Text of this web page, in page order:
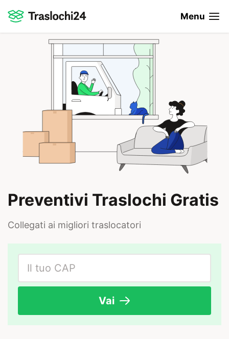
Menu
Preventivi Traslochi Gratis
Collegati ai migliori traslocatori
Vai